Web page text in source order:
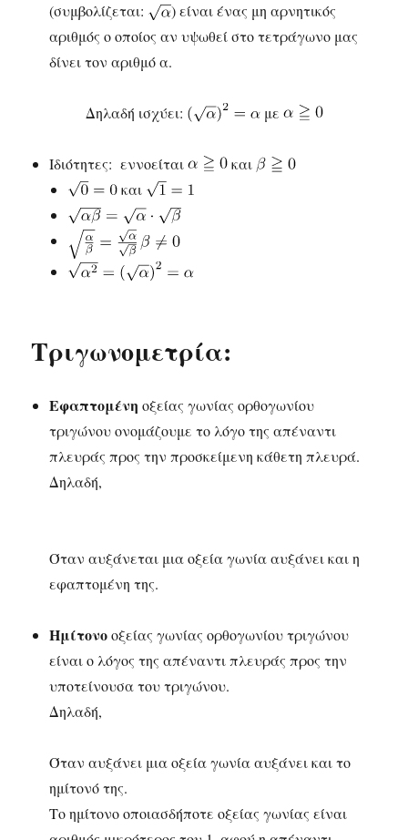
(συμβολίζεται:
) είναι ένας μη αρνητικός
αριθμός ο οποίος αν υψωθεί στο τετράγωνο μας
δίνει τον αριθμό α.
Δηλαδή ισχύει: με
Ιδιότητες: εννοείται
και
και
Τριγωνομετρία:
Εφαπτομένηοξείας γωνίας ορθογωνίου
τριγώνου ονομάζουμε το λόγο της απέναντι
πλευράς προς την προσκείμενη κάθετη πλευρά.
Δηλαδή,
Όταν αυξάνεται μια οξεία γωνία αυξάνει και η
εφαπτομένη της.
Ημίτονοοξείας γωνίας ορθογωνίου τριγώνου
είναι ο λόγος της απέναντι πλευράς προς την
υποτείνουσα του τριγώνου.
Δηλαδή,
Όταν αυξάνει μια οξεία γωνία αυξάνει και το
ημίτονό της.
Το ημίτονο οποιασδήποτε οξείας γωνίας είναι